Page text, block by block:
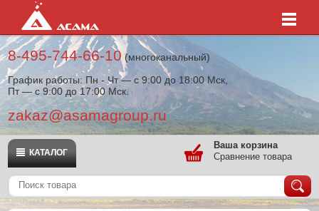
8-495-744-66-10(многоканальный)
График работы: Пн - Чт — с 9:00 до 18:00 Мск,
Пт — с 9:00 до 17:00 Мск.
zakaz@asamagroup.ru
КАТАЛОГ
Ваша корзина
Сравнение товара